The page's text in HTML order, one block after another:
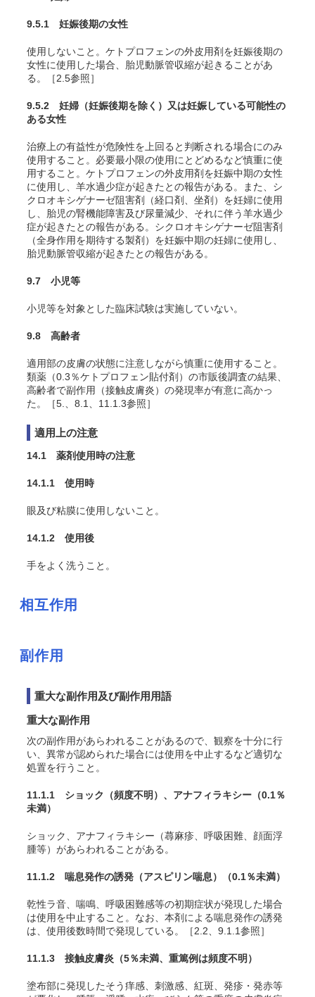
9.5.1 妊娠後期の女性
使用しないこと。ケトプロフェンの外皮用剤を妊娠後期の
女性に使用した場合、胎児動脈管収縮が起きることがあ
る。［2.5参照］
9.5.2 妊婦（妊娠後期を除く）又は妊娠している可能性の
ある女性
治療上の有益性が危険性を上回ると判断される場合にのみ
使用すること。必要最小限の使用にとどめるなど慎重に使
用すること。ケトプロフェンの外皮用剤を妊娠中期の女性
に使用し、羊水過少症が起きたとの報告がある。また、シ
クロオキシゲナーゼ阻害剤（経口剤、坐剤）を妊婦に使用
し、胎児の腎機能障害及び尿量減少、それに伴う羊水過少
症が起きたとの報告がある。シクロオキシゲナーゼ阻害剤
（全身作用を期待する製剤）を妊娠中期の妊婦に使用し、
胎児動脈管収縮が起きたとの報告がある。
9.7 小児等
小児等を対象とした臨床試験は実施していない。
9.8 高齢者
適用部の皮膚の状態に注意しながら慎重に使用すること。
類薬（0.3％ケトプロフェン貼付剤）の市販後調査の結果、
高齢者で副作用（接触皮膚炎）の発現率が有意に高かっ
た。［5.、8.1、11.1.3参照］
適用上の注意
14.1 薬剤使用時の注意
14.1.1 使用時
眼及び粘膜に使用しないこと。
14.1.2 使用後
手をよく洗うこと。
相互作用
副作用
重大な副作用及び副作用用語
重大な副作用
次の副作用があらわれることがあるので、観察を十分に行
い、異常が認められた場合には使用を中止するなど適切な
処置を行うこと。
11.1.1 ショック （頻度不明） 、アナフィラキシー （0.1％
未満）
ショック、アナフィラキシー（蕁麻疹、呼吸困難、顔面浮
腫等）があらわれることがある。
11.1.2 喘息発作の誘発（アスピリン喘息） （0.1％未満）
乾性ラ音、喘鳴、呼吸困難感等の初期症状が発現した場合
は使用を中止すること。なお、本剤による喘息発作の誘発
は、使用後数時間で発現している。［2.2、9.1.1参照］
11.1.3 接触皮膚炎 （5％未満、重篤例は頻度不明）
塗布部に発現したそう痒感、刺激感、紅斑、発疹・発赤等